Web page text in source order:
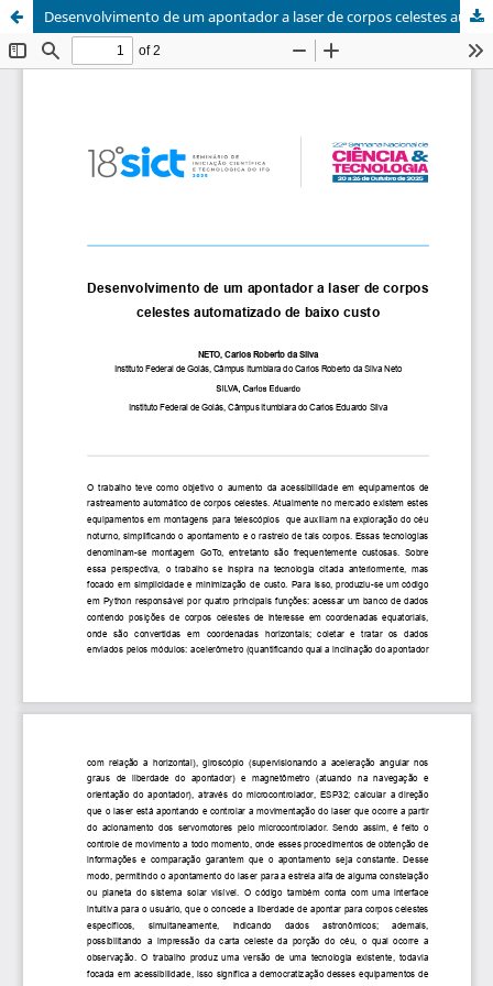
Desenvolvimento de um apontador a laser de corpos celestes automatizado de baixo custo